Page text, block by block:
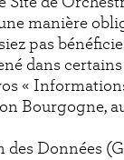
manière
pas
dans
«
Bourgogne,
Données